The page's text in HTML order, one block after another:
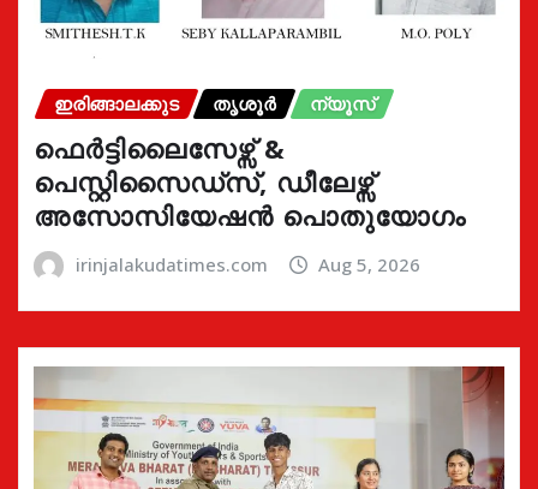
ഇരിങ്ങാലക്കുട തൃശൂർ ന്യൂസ്
ഫെർട്ടിലൈസേഴ്സ് &
പെസ്റ്റിസൈഡ്സ്, ഡീലേഴ്സ്
അസോസിയേഷൻ പൊതുയോഗം
irinjalakudatimes.com Aug 5, 2026